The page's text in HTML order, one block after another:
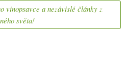
vínopsavce a nezávislé články z
světa!